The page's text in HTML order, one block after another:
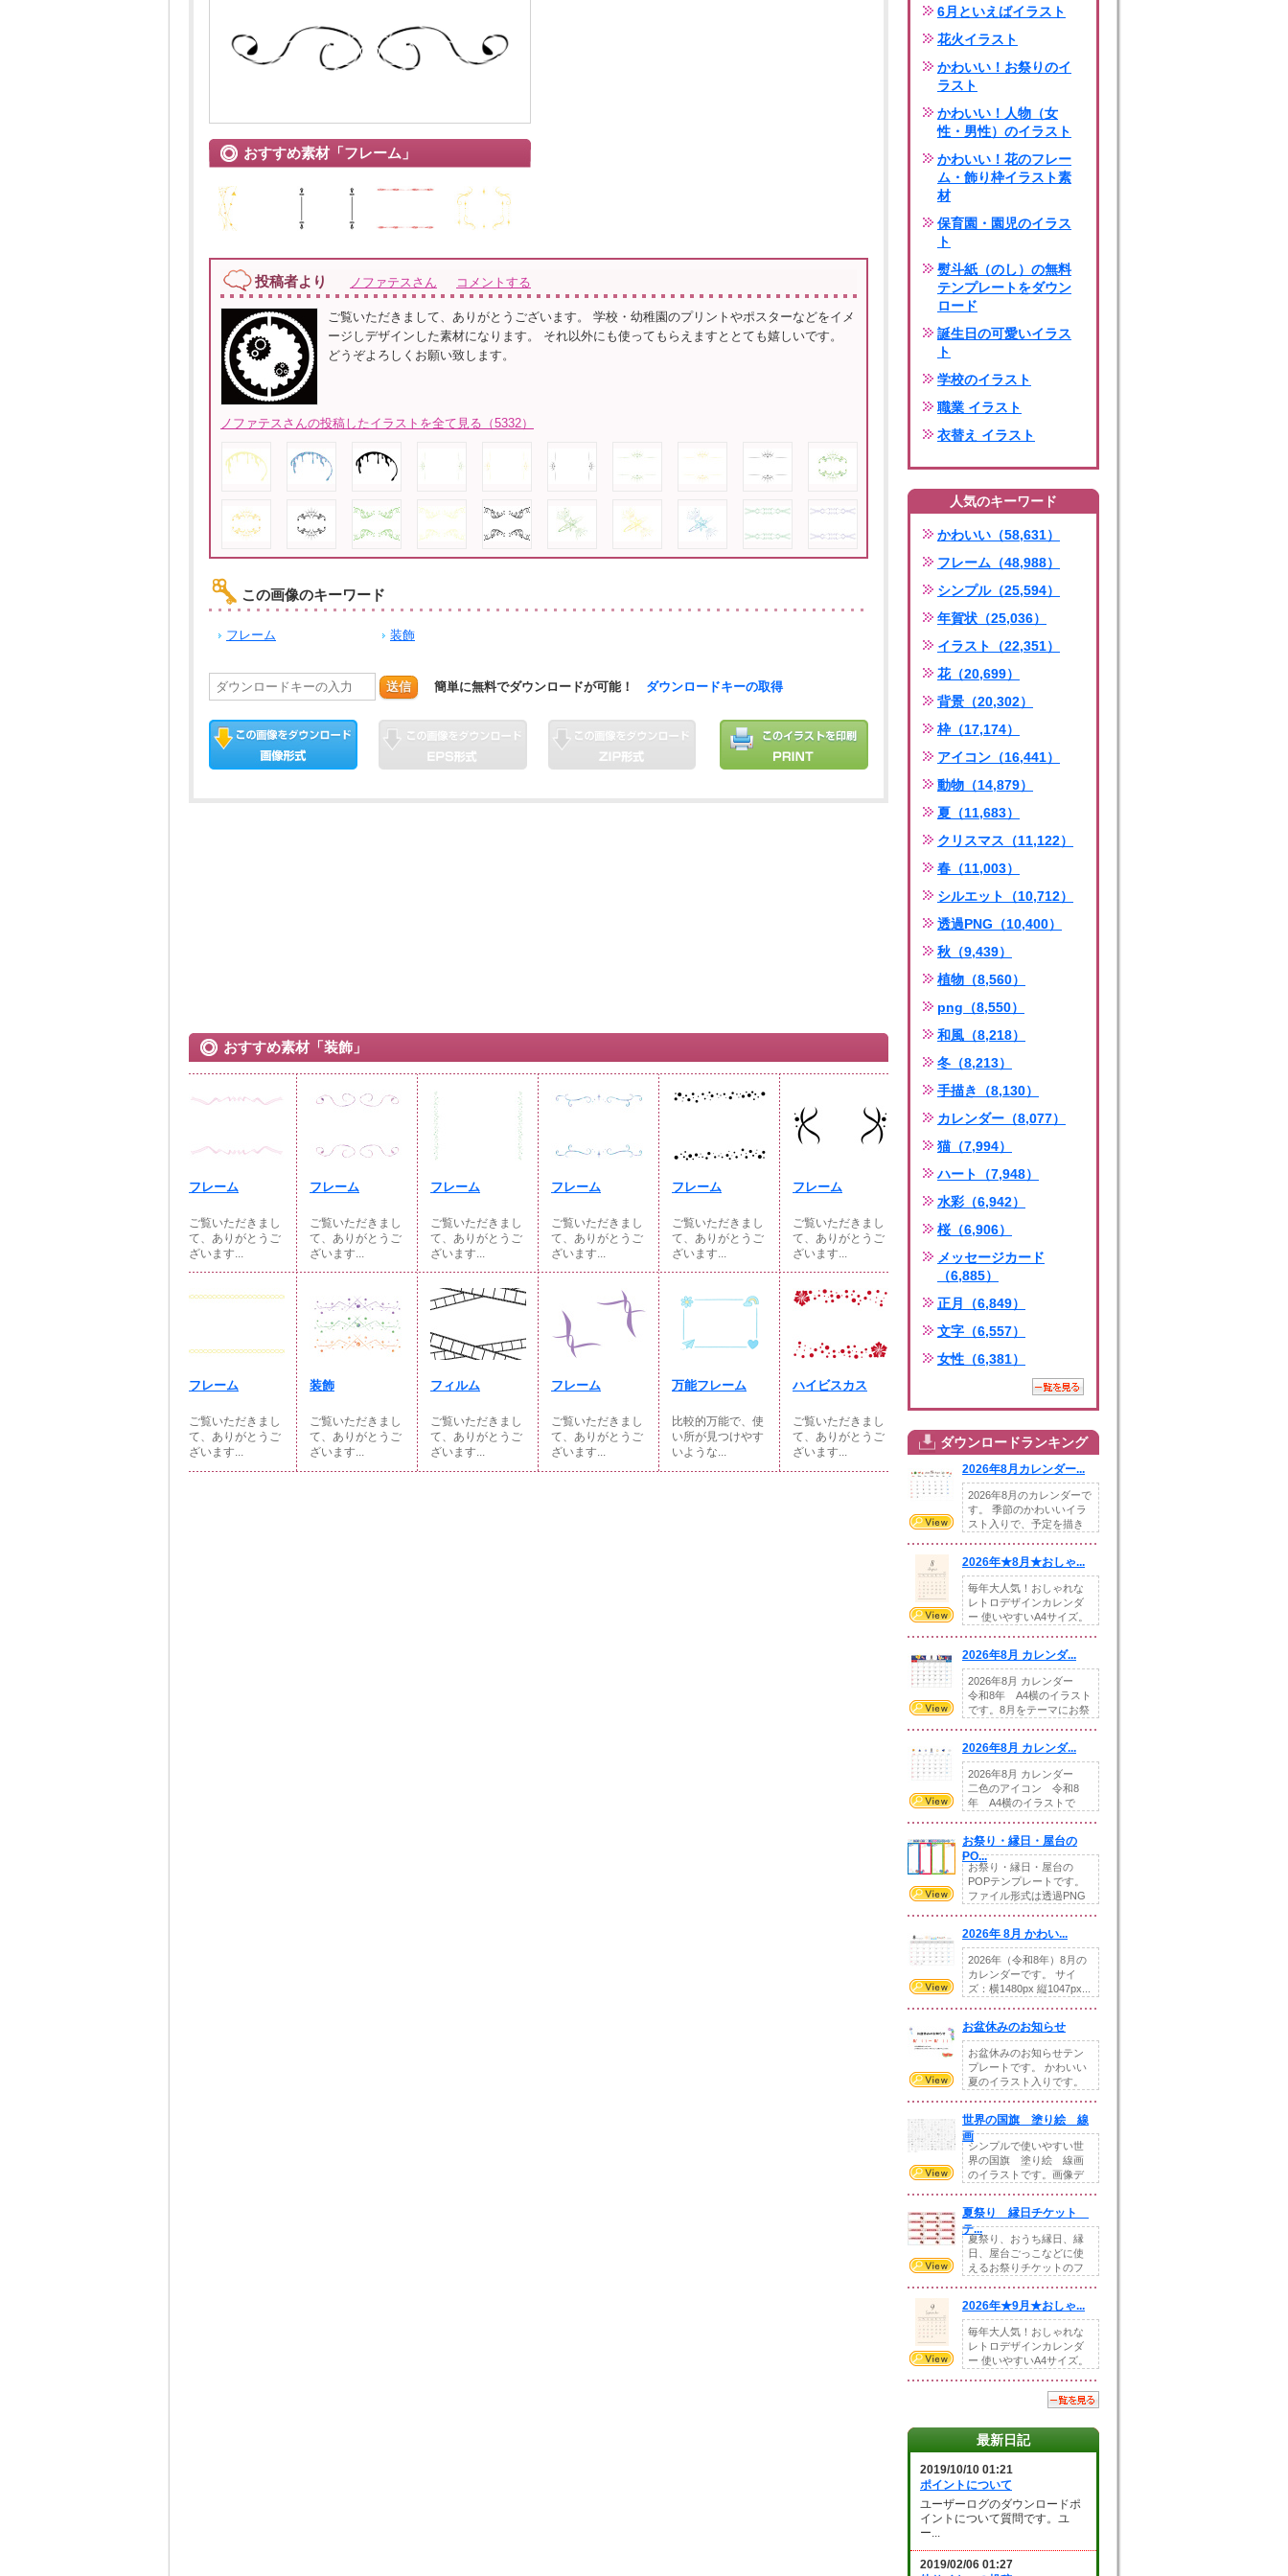
おすすめ素材「フレーム」
投稿者より ノファテスさん コメントする
ご覧いただきまして、ありがとうございます。 学校・幼稚園のプリントやポスターなどをイメ
ージしデザインした素材になります。 それ以外にも使ってもらえますととても嬉しいです。
どうぞよろしくお願い致します。
ノファテスさんの投稿したイラストを全て見る（5332）
この画像のキーワード
フレーム 装飾
送信 簡単に無料でダウンロードが可能！ ダウンロードキーの取得
おすすめ素材「装飾」
フレーム
ご覧いただきまし
て、ありがとうご
ざいます...
フレーム
ご覧いただきまし
て、ありがとうご
ざいます...
フレーム
ご覧いただきまし
て、ありがとうご
ざいます...
フレーム
ご覧いただきまし
て、ありがとうご
ざいます...
フレーム
ご覧いただきまし
て、ありがとうご
ざいます...
フレーム
ご覧いただきまし
て、ありがとうご
ざいます...
フレーム
ご覧いただきまし
て、ありがとうご
ざいます...
装飾
ご覧いただきまし
て、ありがとうご
ざいます...
フィルム
ご覧いただきまし
て、ありがとうご
ざいます...
フレーム
ご覧いただきまし
て、ありがとうご
ざいます...
万能フレーム
比較的万能で、使
い所が見つけやす
いような...
ハイビスカス
ご覧いただきまし
て、ありがとうご
ざいます...
6月といえばイラスト
花火イラスト
かわいい！お祭りのイ
ラスト
かわいい！人物（女
性・男性）のイラスト
かわいい！花のフレー
ム・飾り枠イラスト素
材
保育園・園児のイラス
ト
熨斗紙（のし）の無料
テンプレートをダウン
ロード
誕生日の可愛いイラス
ト
学校のイラスト
職業 イラスト
衣替え イラスト
人気のキーワード
かわいい（58,631）
フレーム（48,988）
シンプル（25,594）
年賀状（25,036）
イラスト（22,351）
花（20,699）
背景（20,302）
枠（17,174）
アイコン（16,441）
動物（14,879）
夏（11,683）
クリスマス（11,122）
春（11,003）
シルエット（10,712）
透過PNG（10,400）
秋（9,439）
植物（8,560）
png（8,550）
和風（8,218）
冬（8,213）
手描き（8,130）
カレンダー（8,077）
猫（7,994）
ハート（7,948）
水彩（6,942）
桜（6,906）
メッセージカード
（6,885）
正月（6,849）
文字（6,557）
女性（6,381）
ダウンロードランキング
2026年8月カレンダー...
2026年8月のカレンダーで
す。 季節のかわいいイラ
スト入りで、予定を描き
2026年★8月★おしゃ...
毎年大人気！おしゃれな
レトロデザインカレンダ
ー 使いやすいA4サイズ。
2026年8月 カレンダ...
2026年8月 カレンダー
令和8年 A4横のイラスト
です。8月をテーマにお祭
2026年8月 カレンダ...
2026年8月 カレンダー
二色のアイコン 令和8
年 A4横のイラストで
お祭り・縁日・屋台の
PO...
お祭り・縁日・屋台の
POPテンプレートです。
ファイル形式は透過PNG
2026年 8月 かわい...
2026年（令和8年）8月の
カレンダーです。 サイ
ズ：横1480px 縦1047px...
お盆休みのお知らせ
お盆休みのお知らせテン
プレートです。 かわいい
夏のイラスト入りです。
世界の国旗 塗り絵 線
画
シンプルで使いやすい世
界の国旗 塗り絵 線画
のイラストです。画像デ
夏祭り 縁日チケット
テ...
夏祭り、おうち縁日、縁
日、屋台ごっこなどに使
えるお祭りチケットのフ
2026年★9月★おしゃ...
毎年大人気！おしゃれな
レトロデザインカレンダ
ー 使いやすいA4サイズ。
最新日記
2019/10/10 01:21
ポイントについて
ユーザーログのダウンロードポ
イントについて質問です。ユ
ー...
2019/02/06 01:27